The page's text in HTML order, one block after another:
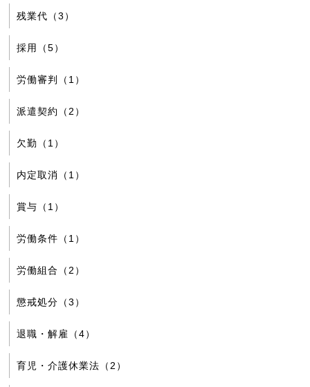
残業代（3）
採用（5）
労働審判（1）
派遣契約（2）
欠勤（1）
内定取消（1）
賞与（1）
労働条件（1）
労働組合（2）
懲戒処分（3）
退職・解雇（4）
育児・介護休業法（2）